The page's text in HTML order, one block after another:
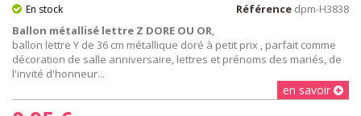
Référence dpm-H3838
En stock
Ballon métallisé lettre Z DORE OU OR
ballon lettre Y de 36 cm métallique doré à petit prix , parfait comme
décoration de salle anniversaire, lettres et prénoms des mariés, de
l'invité d'honneur...
en savoir